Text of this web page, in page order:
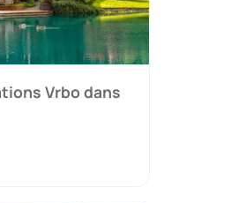
Vrbo dans